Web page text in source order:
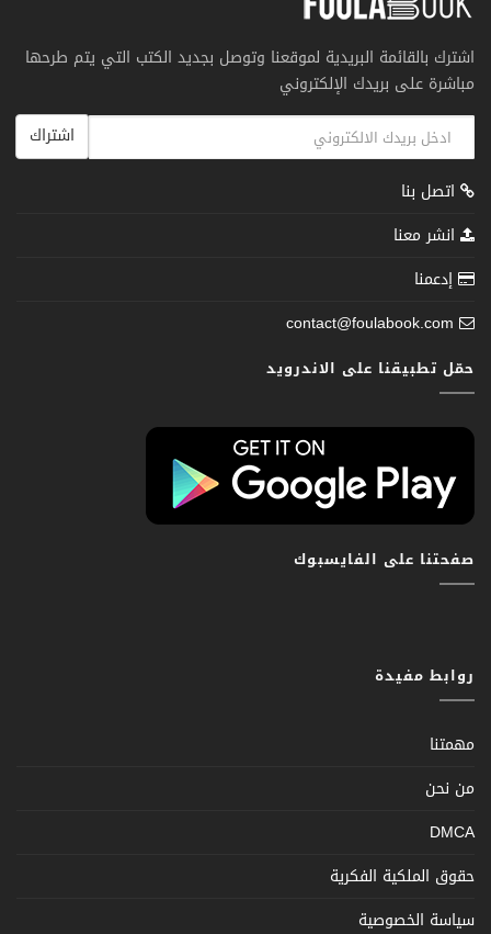
اشترك بالقائمة البريدية لموقعنا وتوصل بجديد الكتب التي يتم طرحها
مباشرة على بريدك الإلكتروني
اشتراك
اتصل بنا
انشر معنا
إدعمنا
contact@foulabook.com
حمّل تطبيقنا على الاندرويد
صفحتنا على الفايسبوك
روابط مفيدة
مهمتنا
من نحن
DMCA
حقوق الملكية الفكرية
سياسة الخصوصية